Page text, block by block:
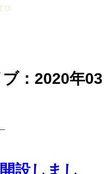
ブ：2020年03
設しまし